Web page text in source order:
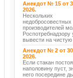
Анекдот № 15 от
2026.
Нескольких
недобросовестных
производителей
Роспотребнадзору
вывести на чистую
Анекдот № 2 от
2026.
Если стакан
наполовину пуст,
него посередине